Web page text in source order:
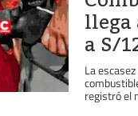
llega
a S/
La
registró el